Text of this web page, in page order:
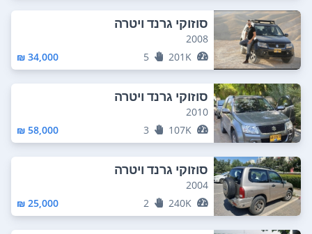
סוזוקי גרנד ויטרה
2008
201K
5
34,000 ₪
סוזוקי גרנד ויטרה
2010
107K
3
58,000 ₪
סוזוקי גרנד ויטרה
2004
240K
2
25,000 ₪